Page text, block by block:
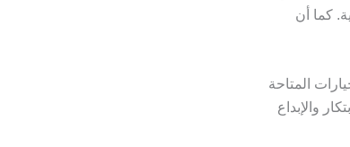
كما أن
المتاحة
والإبداع